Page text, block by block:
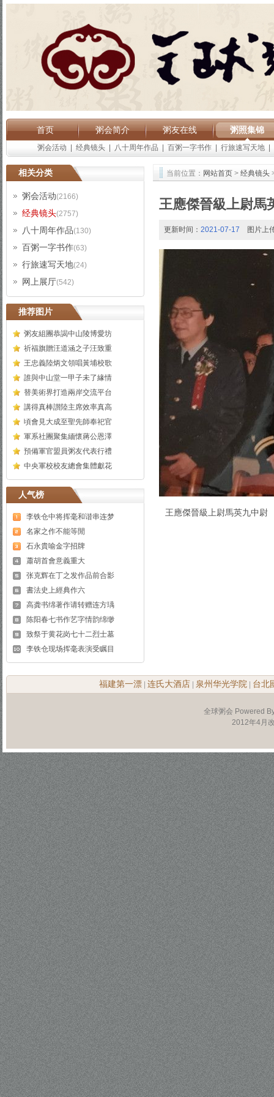
首页 粥会简介 粥友在线 粥照集锦
粥会活动 经典镜头 八十周年作品 百粥一字书作 行旅速写天地
相关分类
粥会活动(2166)
经典镜头(2757)
八十周年作品(130)
百粥一字书作(63)
行旅速写天地(24)
网上展厅(542)
推荐图片
粥友組團恭謁中山陵博愛坊
祈福旗贈汪道涵之子汪致重
王忠義陸炳文領唱黃埔校歌
誰與中山堂一甲子未了緣情
替美術界打造兩岸交流平台
講得真棒讃陸主席效率真高
頃會見大成至聖先師奉祀官
軍系社團聚集緬懷蔣公恩澤
預備軍官盟員粥友代表行禮
中央軍校校友總會集體獻花
人气榜
李铁仓中将挥毫和谐串连梦
名家之作不能等閒
石永貴喻金字招牌
蕭胡首會意義重大
张克辉在丁之发作品前合影
書法史上經典作六
高龚书绵著作请转赠连方瑀
陈阳春七书作艺字情韵绵缈
致祭于黄花岗七十二烈士墓
李铁仓现场挥毫表演受瞩目
当前位置： 网站首页 > 经典镜头
王應傑晉級上尉馬
更新时间： 2021-07-17 图片上
王應傑晉級上尉馬英九中尉
福建第一漂 连氏大酒店 泉州华光学院 台北
全球粥会 Powered
2012年4月